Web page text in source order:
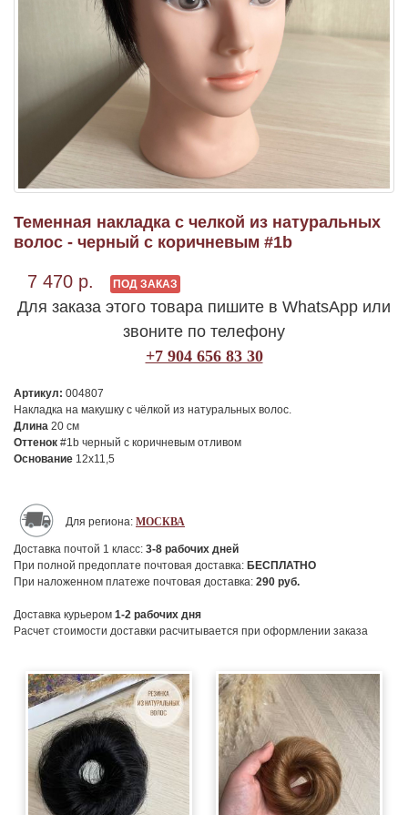
Теменная накладка с челкой из натуральных
волос - черный с коричневым #1b
7 470 р. ПОД ЗАКАЗ
Для заказа этого товара пишите в WhatsApp или
звоните по телефону
+7 904 656 83 30
Артикул: 004807
Накладка на макушку с чёлкой из натуральных волос.
Длина 20 см
Оттенок #1b черный с коричневым отливом
Основание 12х11,5
Для региона: МОСКВА
Доставка почтой 1 класс: 3-8 рабочих дней
При полной предоплате почтовая доставка: БЕСПЛАТНО
При наложенном платеже почтовая доставка: 290 руб.
Доставка курьером 1-2 рабочих дня
Расчет стоимости доставки расчитывается при оформлении заказа